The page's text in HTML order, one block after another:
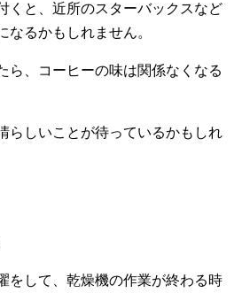
くと、近所のスターバックスなど
なるかもしれません。
ら、コーヒーの味は関係なくなる
らしいことが待っているかもしれ
をして、乾燥機の作業が終わる時